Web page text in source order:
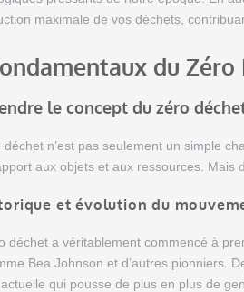
maximale de vos déchets,
du Zéro
le concept du zéro
n’est pas seulement un simple
aux objets et aux ressources. Mais
et évolution du
déchet a véritablement commencé à
Bea Johnson et d’autres pionniers.
qui pousse de plus en plus de